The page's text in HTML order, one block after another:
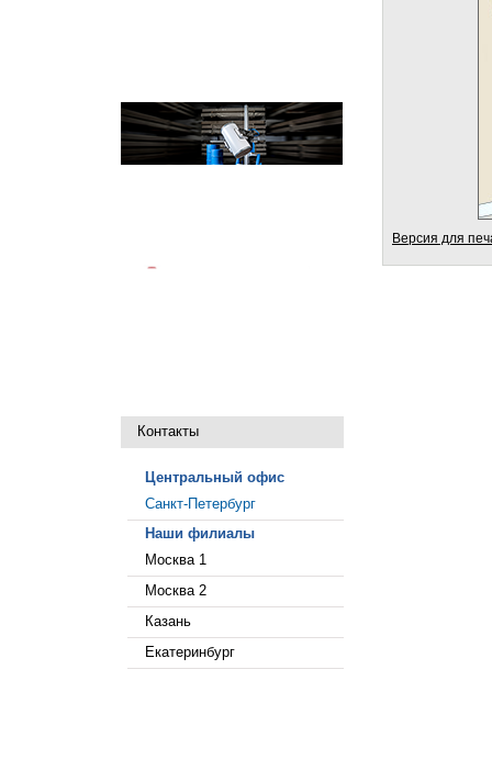
Контакты
Центральный офис
Санкт-Петербург
Наши филиалы
Москва 1
Москва 2
Казань
Екатеринбург
Версия для